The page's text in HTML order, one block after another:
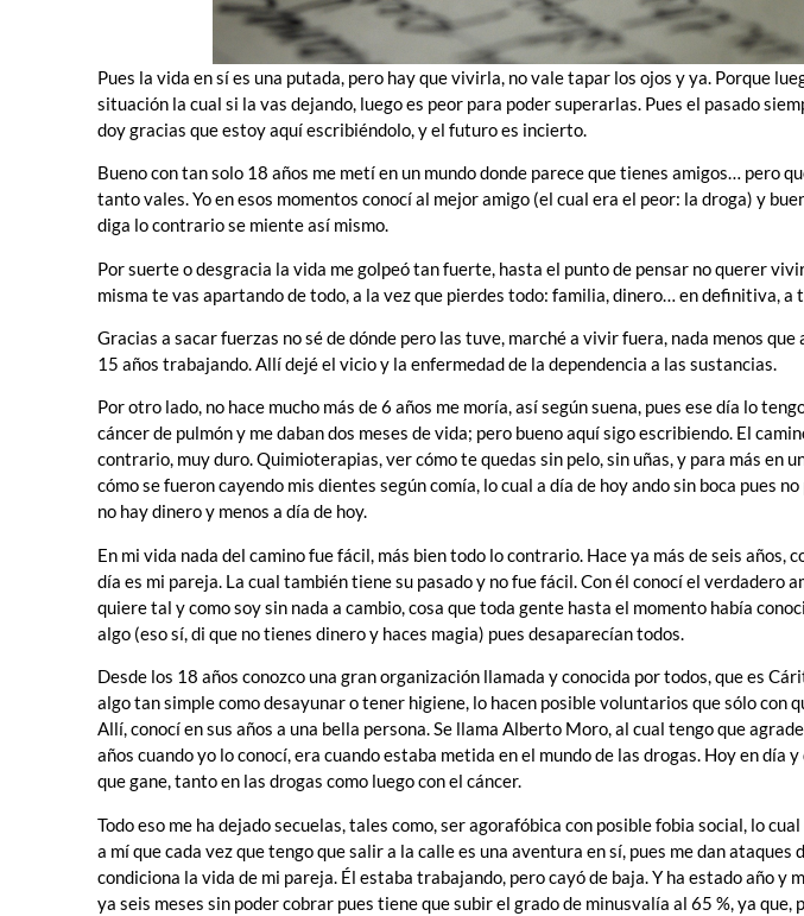
Pues la vida en sí es una putada, pero hay que vivirla, no vale tapar los ojos y ya. Porque
situación la cual si la vas dejando, luego es peor para poder superarlas. Pues el pasado
doy gracias que estoy aquí escribiéndolo, y el futuro es incierto.
Bueno con tan solo 18 años me metí en un mundo donde parece que tienes amigos… pero
tanto vales. Yo en esos momentos conocí al mejor amigo (el cual era el peor: la droga) y
diga lo contrario se miente así mismo.
Por suerte o desgracia la vida me golpeó tan fuerte, hasta el punto de pensar no querer
misma te vas apartando de todo, a la vez que pierdes todo: familia, dinero… en definitiva, a
Gracias a sacar fuerzas no sé de dónde pero las tuve, marché a vivir fuera, nada menos
15 años trabajando. Allí dejé el vicio y la enfermedad de la dependencia a las sustancias.
Por otro lado, no hace mucho más de 6 años me moría, así según suena, pues ese día lo
cáncer de pulmón y me daban dos meses de vida; pero bueno aquí sigo escribiendo. El
contrario, muy duro. Quimioterapias, ver cómo te quedas sin pelo, sin uñas, y para más en
cómo se fueron cayendo mis dientes según comía, lo cual a día de hoy ando sin boca pues
no hay dinero y menos a día de hoy.
En mi vida nada del camino fue fácil, más bien todo lo contrario. Hace ya más de seis años,
día es mi pareja. La cual también tiene su pasado y no fue fácil. Con él conocí el verdadero
quiere tal y como soy sin nada a cambio, cosa que toda gente hasta el momento había
algo (eso sí, di que no tienes dinero y haces magia) pues desaparecían todos.
Desde los 18 años conozco una gran organización llamada y conocida por todos, que es
algo tan simple como desayunar o tener higiene, lo hacen posible voluntarios que sólo con
Allí, conocí en sus años a una bella persona. Se llama Alberto Moro, al cual tengo que
años cuando yo lo conocí, era cuando estaba metida en el mundo de las drogas. Hoy en día
que gane, tanto en las drogas como luego con el cáncer.
Todo eso me ha dejado secuelas, tales como, ser agorafóbica con posible fobia social, lo
a mí que cada vez que tengo que salir a la calle es una aventura en sí, pues me dan ataques
condiciona la vida de mi pareja. Él estaba trabajando, pero cayó de baja. Y ha estado año y
ya seis meses sin poder cobrar pues tiene que subir el grado de minusvalía al 65 %, ya que,